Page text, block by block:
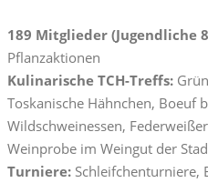
189 Mitglieder (Jugendliche
Pflanzaktionen
Kulinarische TCH-Treffs:
Toskanische Hähnchen, Boeuf
Wildschweinessen,
Weinprobe im Weingut der
Turniere: Schleifchenturniere,